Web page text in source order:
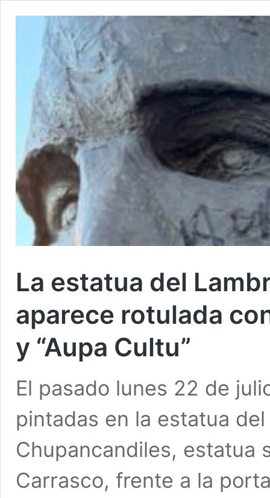
La estatua del
aparece rotulada
y “Aupa Cultu”
El pasado lunes 22 de
pintadas en la estatua
Chupancandiles, estatua
Carrasco, frente a la